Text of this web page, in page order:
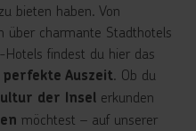
bieten haben. Von
über charmante Stadthotels
findest du hier das
Auszeit. Ob du
der Insel erkunden
möchtest – auf unserer